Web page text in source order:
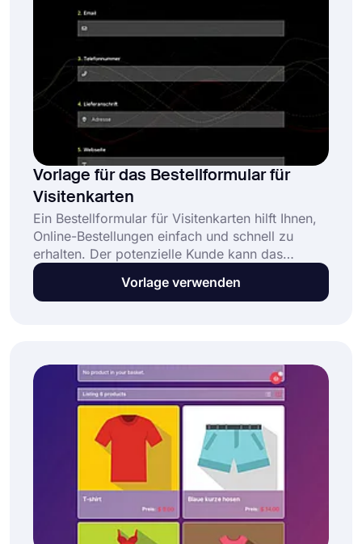
hinzufügen.
Vorlage für das Bestellformular für
Visitenkarten
Ein Bestellformular für Visitenkarten hilft Ihnen,
Online-Bestellungen einfach und schnell zu
erhalten. Der potenzielle Kunde kann das
Formular überall öffnen und die Menge
auswählen. Auf diese Weise haben Sie mehr
ihren Kreditkarten oder PayPal & Stripe-
Guthaben zu bezahlen.
Vorlage verwenden